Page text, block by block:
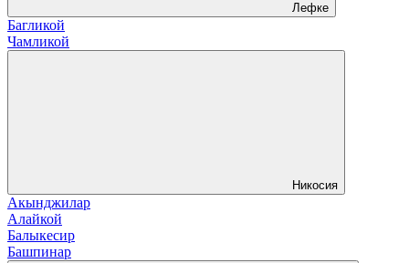
Лефке
Багликой
Чамликой
Никосия
Акынджилар
Алайкой
Балыкесир
Башпинар